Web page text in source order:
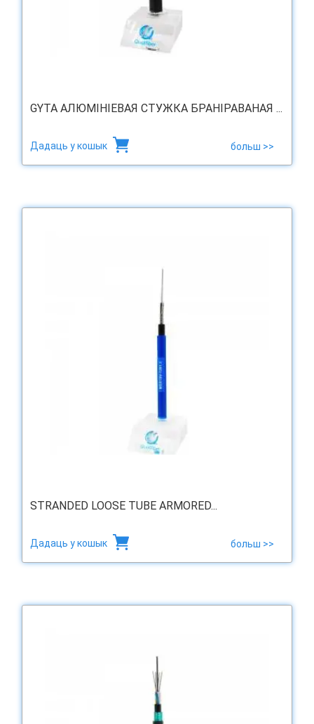
GYTA АЛЮМІНІЕВАЯ СТУЖКА БРАНІРАВАНАЯ ...
Дадаць у кошык больш >>
STRANDED LOOSE TUBE ARMORED...
Дадаць у кошык больш >>